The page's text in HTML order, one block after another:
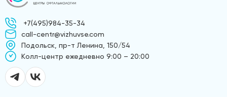
+7(495)984-35-34
call-centr@vizhuvse.com
Подольск, пр-т Ленина, 150/54
Kолл-центр ежедневно 9:00 – 20:00